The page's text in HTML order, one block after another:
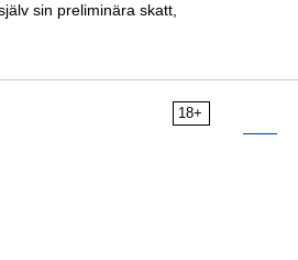
sin preliminära skatt,
18+